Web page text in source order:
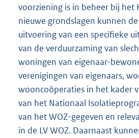
voorziening is in beheer bij het
nieuwe grondslagen kunnen
uitvoering van een specifieke
van de verduurzaming van
woningen van eigenaar-
verenigingen van eigenaars,
wooncoöperaties in het kader
van het Nationaal
van het WOZ-gegeven en
in de LV WOZ. Daarnaast